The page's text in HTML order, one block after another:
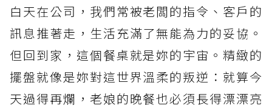
白天在公司，我們常被老闆的指令、客戶的
訊息推著走，生活充滿了無能為力的妥協。
但回到家，這個餐桌就是妳的宇宙。精緻的
擺盤就像是妳對這世界溫柔的叛逆：就算今
天過得再爛，老娘的晚餐也必須長得漂漂亮